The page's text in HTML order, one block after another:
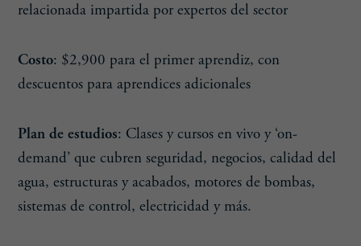
relacionada impartida por expertos del sector
Costo: $2,900 para el primer aprendiz, con
descuentos para aprendices adicionales
Plan de estudios: Clases y cursos en vivo y ‘on-
demand’ que cubren seguridad, negocios, calidad del
agua, estructuras y acabados, motores de bombas,
sistemas de control, electricidad y más.